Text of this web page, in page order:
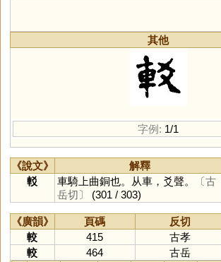
其他
字例: 1/1
《說文》 解釋
䡈
車騎上曲銅也。从車，爻聲。
〔古
岳切〕
(301 / 303)
《廣韻》 頁碼 反切
較
415
古孝
較
464
古岳